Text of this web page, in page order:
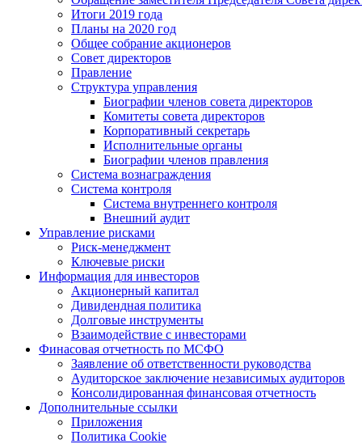
Итоги 2019 года
Планы на 2020 год
Общее собрание акционеров
Совет директоров
Правление
Структура управления
Биографии членов совета директоров
Комитеты совета директоров
Корпоративный секретарь
Исполнительные органы
Биографии членов правления
Система вознаграждения
Система контроля
Система внутреннего контроля
Внешний аудит
Управление рисками
Риск-менеджмент
Ключевые риски
Информация для инвесторов
Акционерный капитал
Дивидендная политика
Долговые инструменты
Взаимодействие с инвеcторами
Финасовая отчетность по МСФО
Заявление об ответственности руководства
Аудиторское заключение независимых аудиторов
Консолидированная финансовая отчетность
Дополнительные ссылки
Приложения
Политика Cookie